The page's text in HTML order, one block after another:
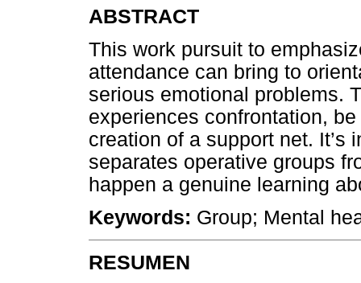
ABSTRACT
This work pursuit to
attendance can bring to
serious emotional problems.
experiences confrontation,
creation of a support net. It’s
separates operative groups
happen a genuine learning
Keywords: Group; Mental
RESUMEN